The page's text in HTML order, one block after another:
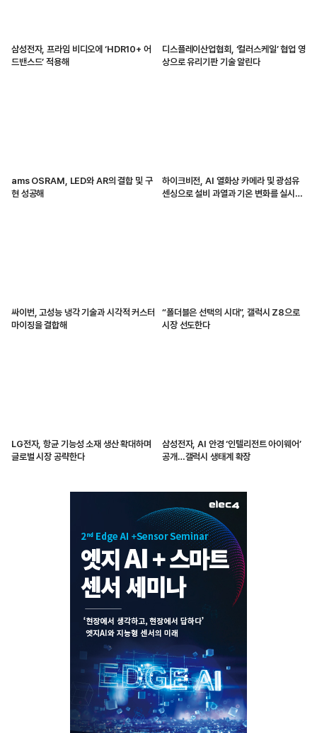
삼성전자, 프라임 비디오에 ‘HDR10+ 어
드밴스드’ 적용해
디스플레이산업협회, ‘컬러스케일’ 협업 영
상으로 유리기판 기술 알린다
ams OSRAM, LED와 AR의 결합 및 구
현 성공해
하이크비전, AI 열화상 카메라 및 광섬유
센싱으로 설비 과열과 기온 변화를 실시간
싸이번, 고성능 냉각 기술과 시각적 커스터
마이징을 결합해
“폴더블은 선택의 시대”, 갤럭시 Z8으로
시장 선도한다
LG전자, 항균 기능성 소재 생산 확대하며
글로벌 시장 공략한다
삼성전자, AI 안경 ‘인텔리전트 아이웨어’
공개…갤럭시 생태계 확장